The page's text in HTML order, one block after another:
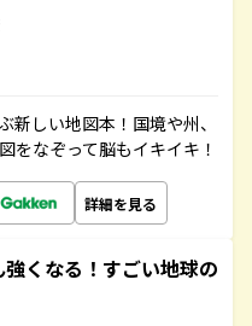
新しい地図本！国境や州、
をなぞって脳もイキイキ！
詳細を見る
くなる！すごい地球の